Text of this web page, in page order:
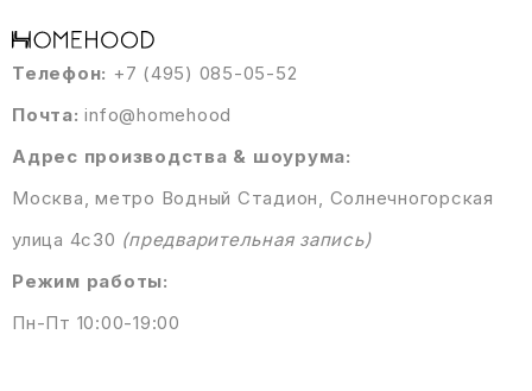
Телефон: +7 (495) 085-05-52
Почта: info@homehood
Адрес производства & шоурума:
Москва, метро Водный Стадион, Солнечногорская
улица 4с30 (предварительная запись)
Режим работы:
Пн-Пт 10:00-19:00